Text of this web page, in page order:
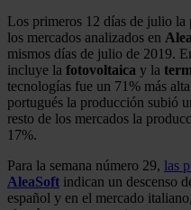
Los primeros 12 días de julio la
los mercados analizados en
mismos días de julio de 2019.
incluye la fotovoltaica y la
tecnologías fue un 71% más
portugués la producción subió
resto de los mercados la
17%.
Para la semana número 29, las
AleaSoft indican un descenso
español y en el mercado